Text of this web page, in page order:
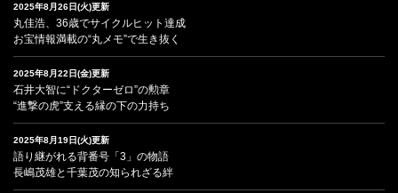
2025年8月26日(火)更新
丸佳浩、36歳でサイクルヒット達成
お宝情報満載の“丸メモ”で生き抜く
2025年8月22日(金)更新
石井大智に“ドクターゼロ”の勲章
“進撃の虎”支える縁の下の力持ち
2025年8月19日(火)更新
語り継がれる背番号「3」の物語
長嶋茂雄と千葉茂の知られざる絆